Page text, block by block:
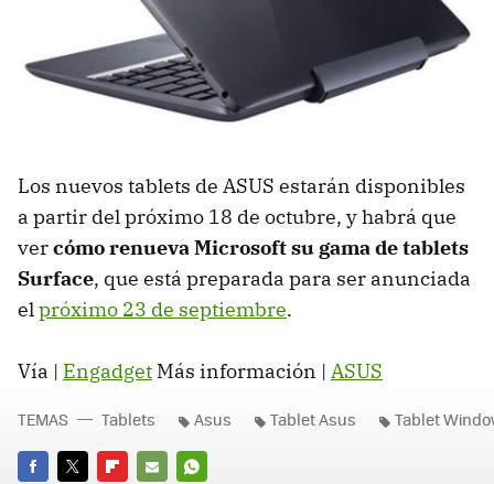
Los nuevos tablets de ASUS estarán disponibles
a partir del próximo 18 de octubre, y habrá que
vercómo renueva Microsoft su gama de tablets
Surface, que está preparada para ser anunciada
elpróximo 23 de septiembre.
Vía | Engadget Más información | ASUS
TEMAS Tablets Asus Tablet Asus Tablet